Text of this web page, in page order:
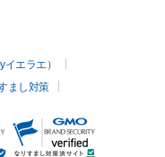
エラエ）
まし対策